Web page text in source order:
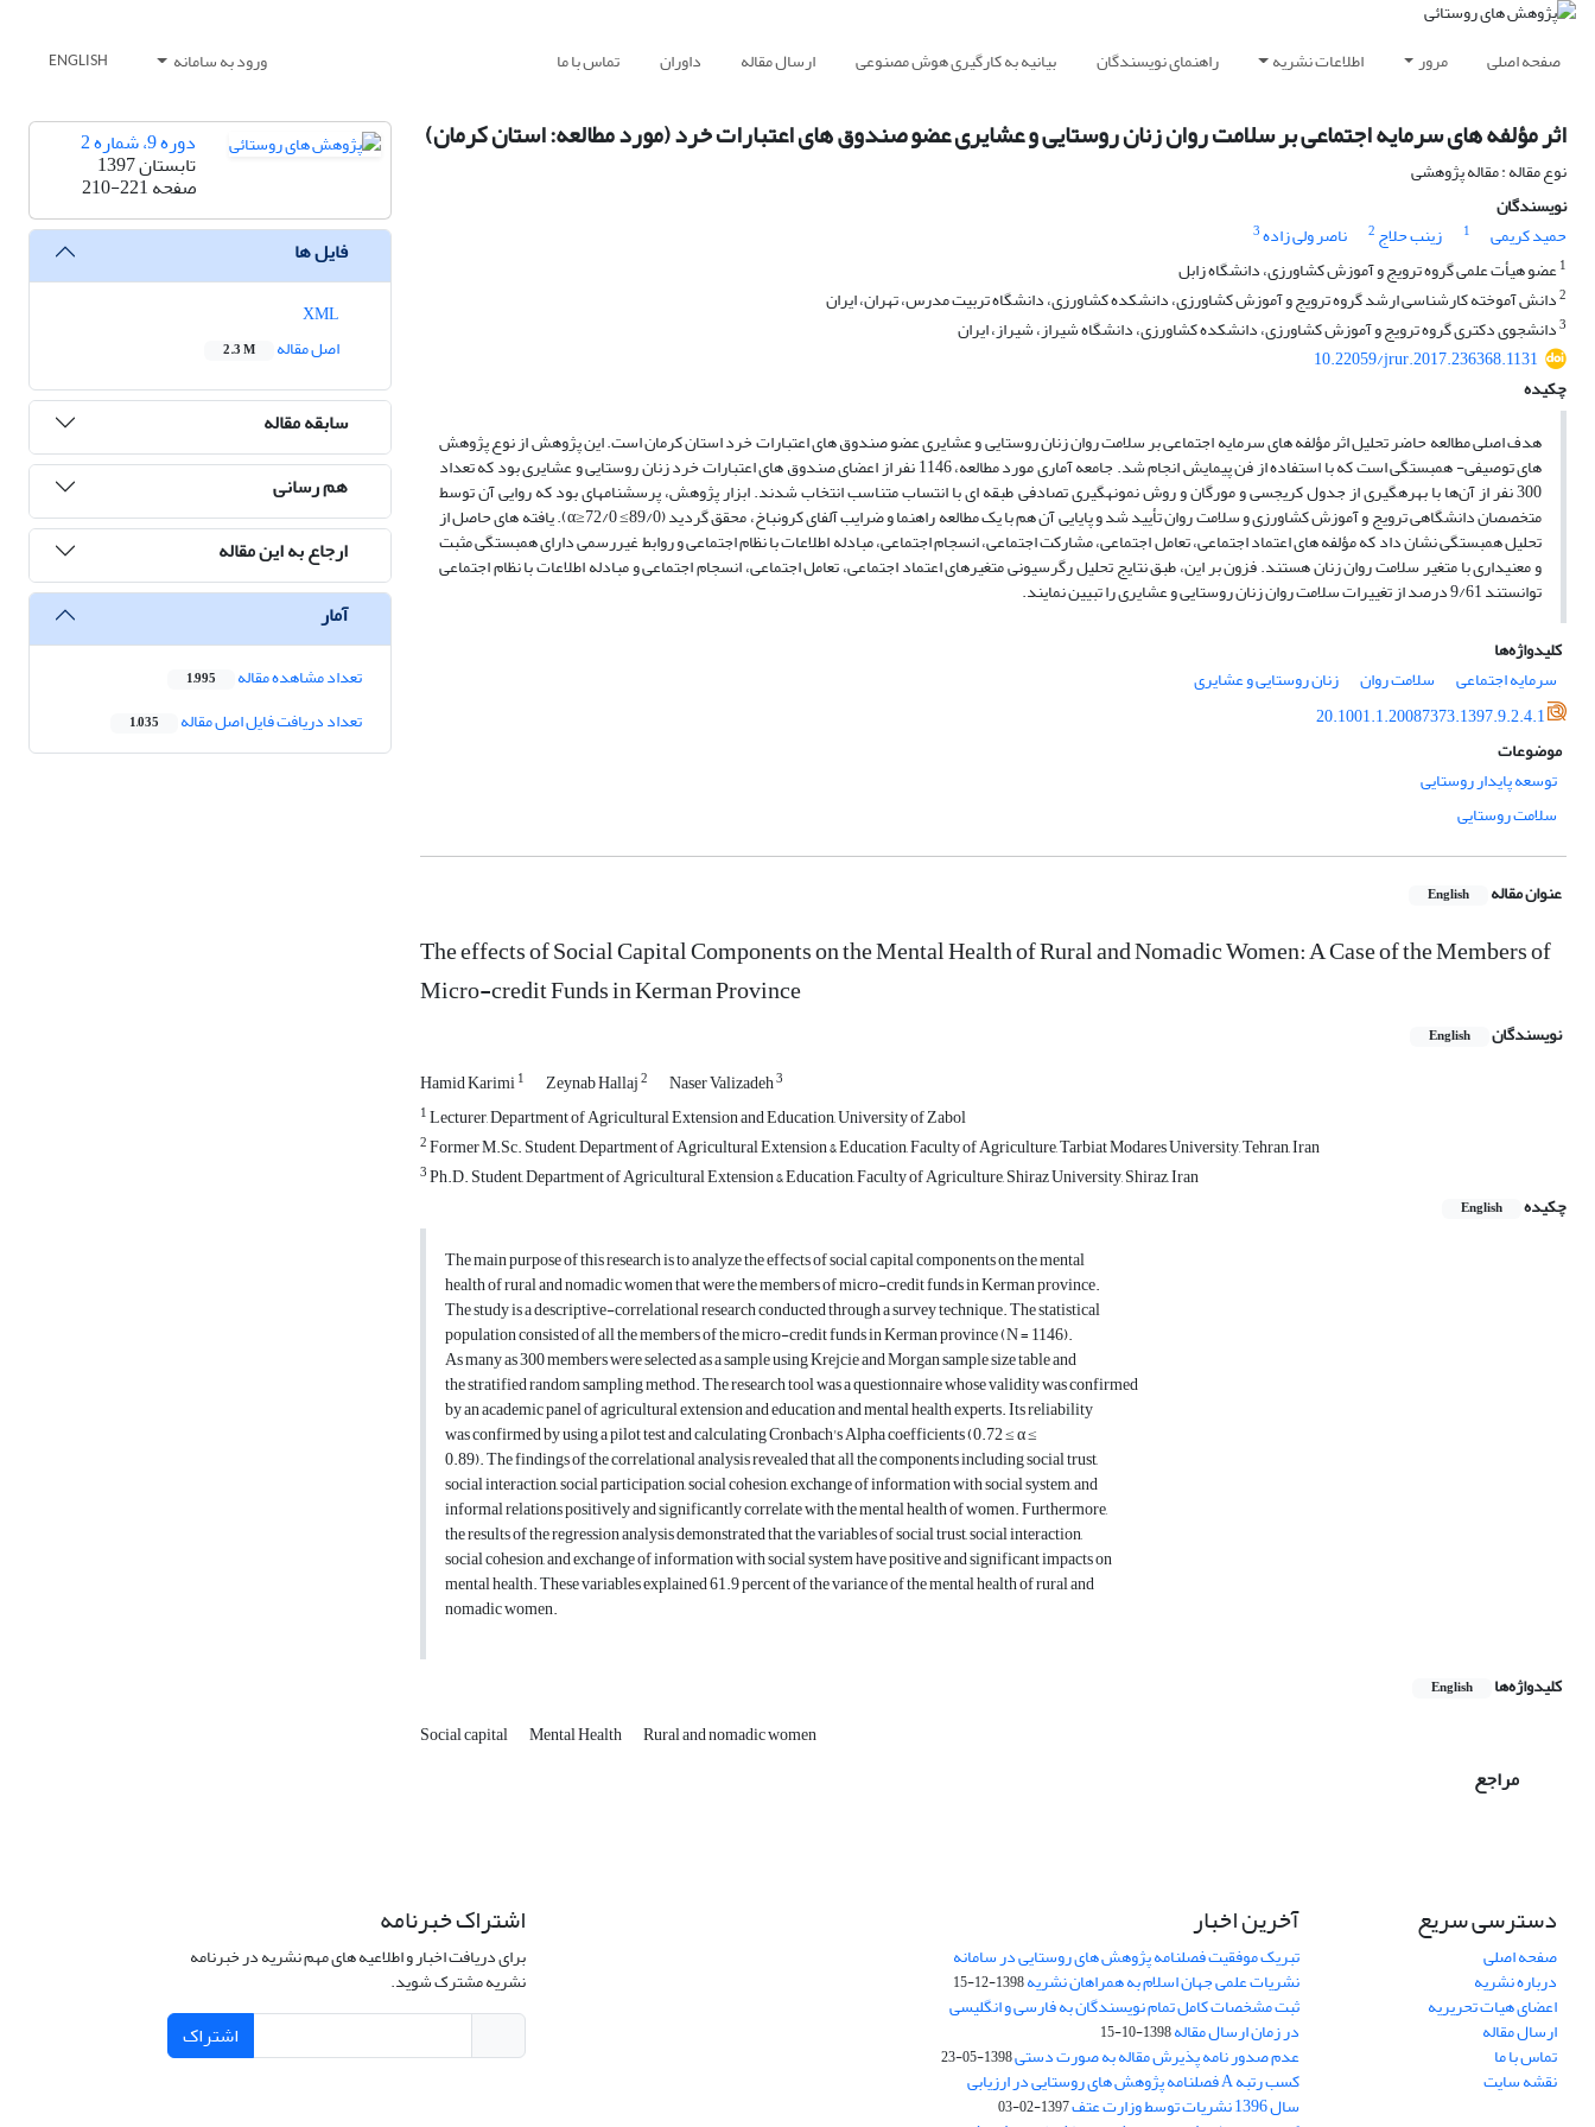
صفحه اصلی مرور اطلاعات نشریه راهنمای نویسندگان بیانیه به کارگیری هوش مصنوعی ارسال مقاله داوران تماس با ما ورود به سامانه ENGLISH
اثر مؤلفه ‏های سرمایه اجتماعی بر سلامت روان زنان روستایی و عشایری عضو صندوق‏ های اعتبارات خرد (مورد مطالعه: استان کرمان)
نوع مقاله : مقاله پژوهشی
نویسندگان
حمید کریمی
1 زینب حلاج 2 ناصر ولی زاده3
1عضو هیأت علمی گروه ترویج و آموزش کشاورزی، دانشگاه زابل
2دانش آموخته کارشناسی ارشد گروه ترویج و آموزش کشاورزی، دانشکده کشاورزی، دانشگاه تربیت مدرس، تهران، ایران
3دانشجوی دکتری گروه ترویج و آموزش کشاورزی، دانشکده کشاورزی، دانشگاه شیراز، شیراز، ایران
10.22059/jrur.2017.236368.1131
چکیده
هدف اصلی مطالعه حاضر تحلیل اثر مؤلفه‏ های سرمایه اجتماعی بر سلامت روان زنان روستایی و عشایری عضو صندوق ‏های اعتبارات خرد استان کرمان است. این پژوهش از نوع پژوهش
‏های توصیفی- همبستگی است که با استفاده از فن پیمایش انجام شد. جامعه آماری مورد مطالعه، 1146 نفر از اعضای صندوق ‏های اعتبارات خرد زنان روستایی و عشایری بود که تعداد
300 نفر از آن‌ها با بهره‎گیری از جدول کریجسی و مورگان و روش نمونه‎گیری تصادفی طبقه‏ ای با انتساب متناسب انتخاب شدند. ابزار پژوهش، پرسشنامه‏ای بود که روایی آن توسط
متخصصان دانشگاهی ترویج و آموزش کشاورزی و سلامت روان تأیید شد و پایایی آن ‌هم با یک مطالعه‎ راهنما و ضرایب آلفای کرونباخ، محقق گردید (89/0≥ α≥72/0). یافته ‏های حاصل از
تحلیل همبستگی نشان داد که مؤلفه ‏های اعتماد اجتماعی، تعامل اجتماعی، مشارکت اجتماعی، انسجام اجتماعی، مبادله اطلاعات با نظام اجتماعی و روابط غیررسمی دارای همبستگی مثبت
و معنی‏داری با متغیر سلامت روان زنان هستند. فزون بر این، طبق نتایج تحلیل رگرسیونی متغیرهای اعتماد اجتماعی، تعامل اجتماعی، انسجام اجتماعی و مبادله اطلاعات با نظام اجتماعی
توانستند 9/61 درصد از تغییرات سلامت روان زنان روستایی و عشایری را تبیین نمایند.
کلیدواژه‌ها
سرمایه اجتماعی
سلامت روان
زنان روستایی و عشایری
20.1001.1.20087373.1397.9.2.4.1
موضوعات
توسعه پایدار روستایی
سلامت روستایی
عنوان مقاله English
The effects of Social Capital Components on the Mental Health of Rural and Nomadic Women: A Case of the Members of
Micro-credit Funds in Kerman Province
نویسندگان English
Hamid Karimi1 Zeynab Hallaj2 Naser Valizadeh3
1Lecturer, Department of Agricultural Extension and Education, University of Zabol
2Former M.Sc. Student, Department of Agricultural Extension & Education, Faculty of Agriculture, Tarbiat Modares University, Tehran, Iran
3Ph.D. Student, Department of Agricultural Extension & Education, Faculty of Agriculture, Shiraz University, Shiraz, Iran
چکیده
English
The main purpose of this research is to analyze the effects of social capital components on the mental
health of rural and nomadic women that were the members of micro-credit funds in Kerman province.
The study is a descriptive-correlational research conducted through a survey technique. The statistical
population consisted of all the members of the micro-credit funds in Kerman province (N = 1146).
As many as 300 members were selected as a sample using Krejcie and Morgan sample size table and
the stratified random sampling method. The research tool was a questionnaire whose validity was confirmed
by an academic panel of agricultural extension and education and mental health experts. Its reliability
was confirmed by using a pilot test and calculating Cronbach's Alpha coefficients (0.72 ≤ α ≤
0.89). The findings of the correlational analysis revealed that all the components including social trust,
social interaction, social participation, social cohesion, exchange of information with social system, and
informal relations positively and significantly correlate with the mental health of women. Furthermore,
the results of the regression analysis demonstrated that the variables of social trust, social interaction,
social cohesion, and exchange of information with social system have positive and significant impacts on
mental health. These variables explained 61.9 percent of the variance of the mental health of rural and
nomadic women.
کلیدواژه‌ها English
Social capital Mental Health Rural and nomadic women
مراجع
دوره 9، شماره 2
تابستان 1397
صفحه210-221
فایل ها
اصل مقاله
2.3 M
سابقه مقاله
هم رسانی
ارجاع به این مقاله
آمار
تعداد مشاهده مقاله 1,995
تعداد دریافت فایل اصل مقاله 1,035
دسترسی سریع
صفحه اصلی
درباره نشریه
اعضای هیات تحریریه
ارسال مقاله
تماس با ما
نقشه سایت
آخرین اخبار
تبریک موفقیت فصلنامه پژوهش های روستایی در سامانه
نشریات علمی جهان اسلام به همراهان نشریه1398-12-15
ثبت مشخصات کامل تمام نویسندگان به فارسی و انگلیسی
در زمان ارسال مقاله1398-10-15
عدم صدور نامه پذیرش مقاله به صورت دستی1398-05-23
کسب رتبه A فصلنامه پژوهش های روستایی در ارزیابی
سال 1396 نشریات توسط وزارت عتف 1397-02-03
اشتراک خبرنامه
برای دریافت اخبار و اطلاعیه های مهم نشریه در خبرنامه
نشریه مشترک شوید.
اشتراک